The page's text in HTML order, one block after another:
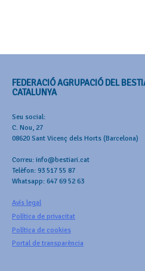
FEDERACIÓ AGRUPACIÓ DEL
CATALUNYA
Seu social:
C. Nou, 27
08620 Sant Vicenç dels Horts (Barcelona)
Correu: info@bestiari.cat
Telèfon: 93 517 55 87
Whatsapp: 647 69 52 63
Avís legal
Política de privacitat
Política de cookies
Portal de transparència